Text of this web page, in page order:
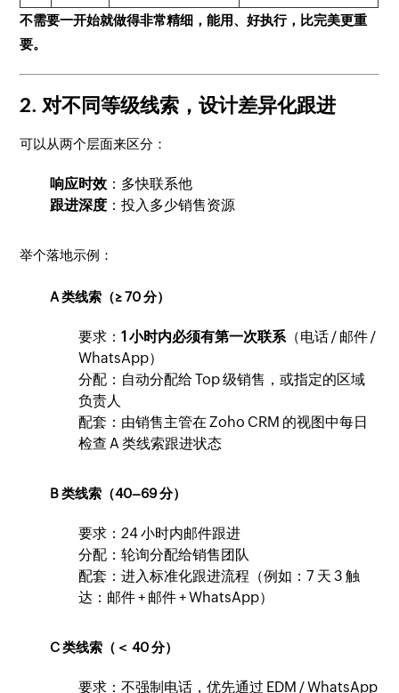
不需要一开始就做得非常精细，能用、好执行，比完美更重
要。
2. 对不同等级线索，设计差异化跟进
可以从两个层面来区分：
响应时效 ：多快联系他
跟进深度 ：投入多少销售资源
举个落地示例：
A 类线索（≥ 70 分）
要求：1 小时内必须有第一次联系（电话 / 邮件 /
WhatsApp）
分配：自动分配给 Top 级销售，或指定的区域
负责人
配套：由销售主管在 Zoho CRM 的视图中每日
检查 A 类线索跟进状态
B 类线索（40–69 分）
要求：24 小时内邮件跟进
分配：轮询分配给销售团队
配套：进入标准化跟进流程（例如：7 天 3 触
达：邮件 + 邮件 + WhatsApp）
C 类线索（＜ 40 分）
要求：不强制电话，优先通过 EDM / WhatsApp